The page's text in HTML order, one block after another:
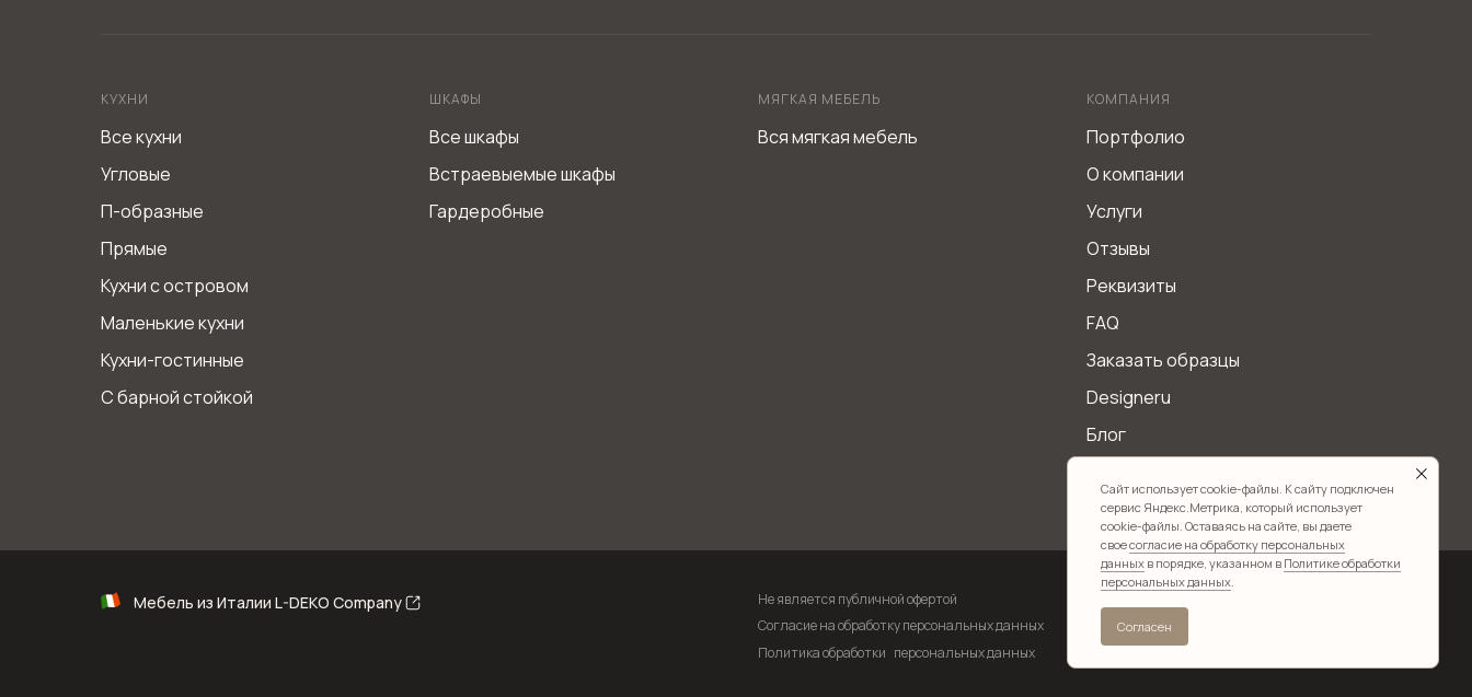
КУХНИ
Все кухни
Угловые
П-образные
Прямые
Кухни с островом
Маленькие кухни
Кухни-гостинные
С барной стойкой
ШКАФЫ
Все шкафы
Встраевыемые шкафы
Гардеробные
МЯГКАЯ МЕБЕЛЬ
Вся мягкая мебель
КОМПАНИЯ
Портфолио
О компании
Услуги
Отзывы
Реквизиты
FAQ
Заказать образцы
Designeru
Блог
Мебель из Италии L-DEKO Company
Не является публичной офертой
Согласие на обработку персональных данных
Политика обработки персональных данных
Сайт использует cookie-файлы. К сайту подключен
сервис Яндекс.Метрика, который использует
cookie-файлы. Оставаясь на сайте, вы даете
своесогласие на обработку персональных
данных в порядке, указанном в Политике обработки
персональных данных.
Согласен